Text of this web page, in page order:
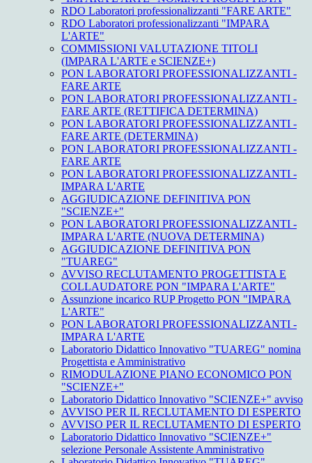
RDO Laboratori professionalizzanti "FARE ARTE"
RDO Laboratori professionalizzanti "IMPARA
L'ARTE"
COMMISSIONI VALUTAZIONE TITOLI
(IMPARA L'ARTE e SCIENZE+)
PON LABORATORI PROFESSIONALIZZANTI -
FARE ARTE
PON LABORATORI PROFESSIONALIZZANTI -
FARE ARTE (RETTIFICA DETERMINA)
PON LABORATORI PROFESSIONALIZZANTI -
FARE ARTE (DETERMINA)
PON LABORATORI PROFESSIONALIZZANTI -
FARE ARTE
PON LABORATORI PROFESSIONALIZZANTI -
IMPARA L'ARTE
AGGIUDICAZIONE DEFINITIVA PON
"SCIENZE+"
PON LABORATORI PROFESSIONALIZZANTI -
IMPARA L'ARTE (NUOVA DETERMINA)
AGGIUDICAZIONE DEFINITIVA PON
"TUAREG"
AVVISO RECLUTAMENTO PROGETTISTA E
COLLAUDATORE PON "IMPARA L'ARTE"
Assunzione incarico RUP Progetto PON "IMPARA
L'ARTE"
PON LABORATORI PROFESSIONALIZZANTI -
IMPARA L'ARTE
Laboratorio Didattico Innovativo "TUAREG" nomina
Progettista e Amministrativo
RIMODULAZIONE PIANO ECONOMICO PON
"SCIENZE+"
Laboratorio Didattico Innovativo "SCIENZE+" avviso
AVVISO PER IL RECLUTAMENTO DI ESPERTO
AVVISO PER IL RECLUTAMENTO DI ESPERTO
Laboratorio Didattico Innovativo "SCIENZE+"
selezione Personale Assistente Amministrativo